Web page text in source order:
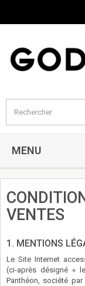
MENU
VENTES
1. MENTIONS
Le Site Internet
(ci-après désigné «
Panthéon, société